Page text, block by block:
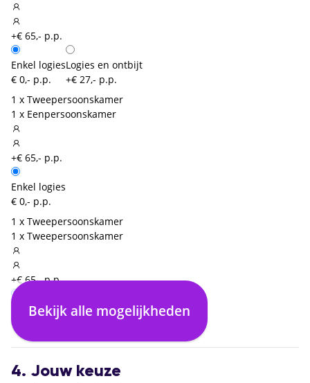
+€ 65,- p.p.
Enkel logies
€ 0,- p.p.
Logies en ontbijt
+€ 27,- p.p.
1 x Tweepersoonskamer
1 x Eenpersoonskamer
+€ 65,- p.p.
Enkel logies
€ 0,- p.p.
1 x Tweepersoonskamer
1 x Tweepersoonskamer
+€ 65,- p.p.
Enkel logies
€ 0,- p.p.
Bekijk alle mogelijkheden
4. Jouw keuze